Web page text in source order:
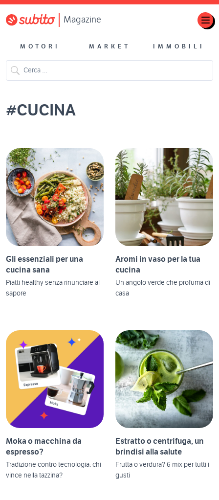
Magazine
MOTORI MARKET IMMOBILI
#CUCINA
Gli essenziali per una
cucina sana
Piatti healthy senza rinunciare al
sapore
Aromi in vaso per la tua
cucina
Un angolo verde che profuma di
casa
Moka o macchina da
espresso?
Tradizione contro tecnologia: chi
vince nella tazzina?
Estratto o centrifuga, un
brindisi alla salute
Frutta o verdura? 6 mix per tutti i
gusti